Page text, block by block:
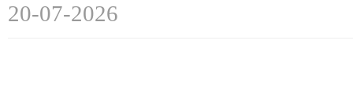
20-07-2026